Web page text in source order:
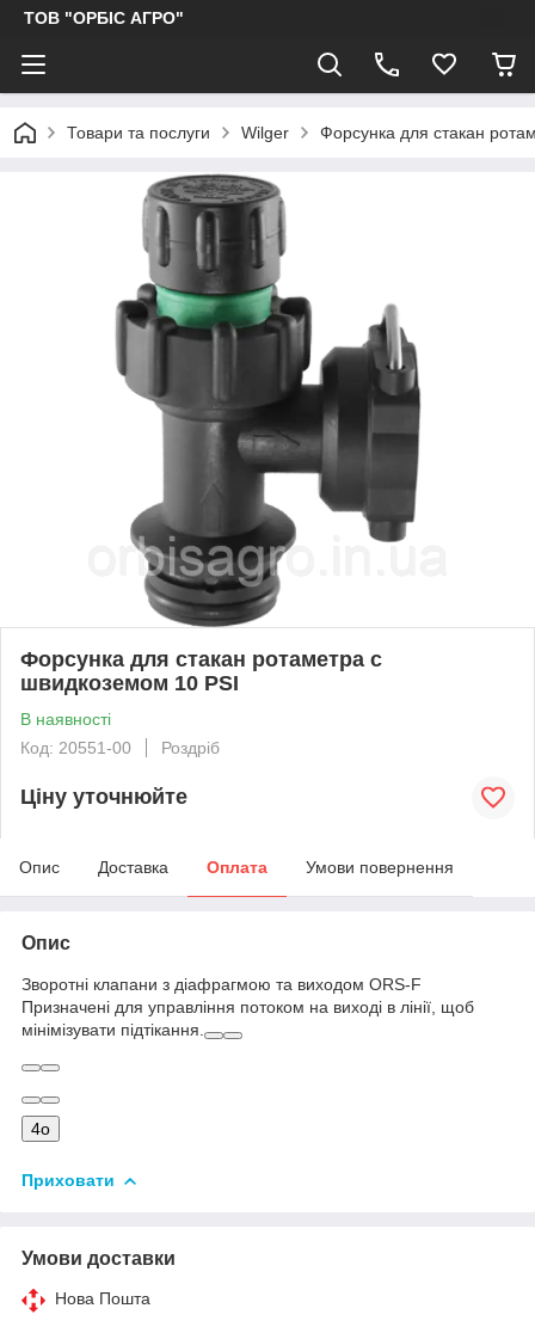
ТОВ "ОРБІС АГРО"
Товари та послуги Wilger Форсунка для стакан
Форсунка для стакан ротаметра с
швидкоземом 10 PSI
В наявності
Код: 20551-00
Роздріб
Ціну уточнюйте
Опис Доставка Оплата Умови повернення
Опис
Зворотні клапани з діафрагмою та виходом ORS-F
Призначені для управління потоком на виході в лінії, щоб
мінімізувати підтікання.
4o
Приховати
Умови доставки
Нова Пошта